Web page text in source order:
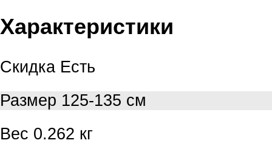
Характеристики
Скидка Есть
Размер 125-135 см
Вес 0.262 кг